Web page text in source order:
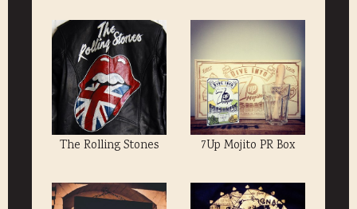
The Rolling Stones 7Up Mojito PR Box